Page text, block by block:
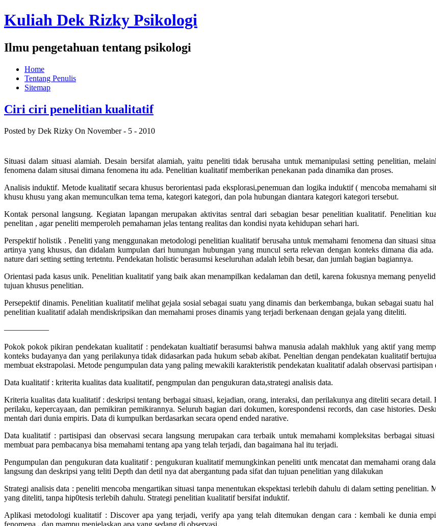
Kuliah Dek Rizky Psikologi
Ilmu pengetahuan tentang psikologi
Home
Tentang Penulis
Sitemap
Ciri ciri penelitian kualitatif
Posted by Dek Rizky On November - 5 - 2010
Situasi dalam situasi alamiah. Desain bersifat alamiah, yaitu peneliti tidak berusaha untuk memanipulasi setting penelitian,
fenomena dalam situsai dimana fenomena itu ada. Penelitian kualitatif memberikan penekanan pada dinamika dan proses.
Analisis induktif. Metode kualitatif secara khusus berorientasi pada eksplorasi,penemuan dan logika induktif ( mencoba memahami
khusu khusu yang akan memunculkan tema tema, kategori kategori, dan pola hubungan diantara kategori kategori tersebut.
Kontak personal langsung. Kegiatan lapangan merupakan aktivitas sentral dari sebagian besar penelitian kualitatif. Penelitian
penelitan , agar peneliti memperoleh pemahaman jelas tentang realitas dan kondisi nyata kehidupan sehari hari.
Perspektif holistik . Peneliti yang menggunakan metodologi penelitian kualitatif berusaha untuk memahami fenomena dan situasi
artinya yang khusus, dan didalam kumpulan dari hunungan hubungan yang muncul serta relevan dengan konteks dimana dia
nature dari setting setting tertetntu. Pendekatan holistic berasumsi keseluruhan adalah lebih besar, dan jumlah bagian bagiannya.
Orientasi pada kasus unik. Penelitian kualitatif yang baik akan menampilkan kedalaman dan detil, karena fokusnya memang
tujuan khusus penelitian.
Persepektif dinamis. Penelitian kualitatif melihat gejala sosial sebagai suatu yang dinamis dan berkembanga, bukan sebagai suatu
penelitian kualitatif adalah mendiskripsikan dan memahami proses dinamis yang terjadi berkenaan dengan gejala yang diteliti.
—————–
Pokok pokok pikiran pendekatan kualitatif : pendekatan kualtiatif berasumsi bahwa manusia adalah makhluk yang aktif yang
konteks budayanya dan yang perilakunya tidak didasarkan pada hukum sebab akibat. Peneltian dengan pendekatan kualitatif
membuat ekstrapolasi. Metode pengumpulan data yang paling mewakili karakteristik pendekatan kualitatif adalah observasi
Data kualitatif : kriterita kualitas data kualitatif, pengmpulan dan pengukuran data,strategi analisis data.
Kriteria kualitas data kualitatif : deskripsi tentang berbagai situasi, kejadian, orang, interaksi, dan perilakunya ang diteliti secara
perilaku, kepercayaan, dan pemikiran pemikirannya. Seluruh bagian dari dokumen, korespondensi records, dan case histories.
mentah dari dunia empiris. Data di kumpulkan berdasarkan secara opend ended narative.
Data kualitatif : partisipasi dan observasi secara langsung merupakan cara terbaik untuk memahami kompleksitas berbagai
membuat para pembacanya bisa memahami tentang apa yang telah terjadi, dan bagaimana hal itu terjadi.
Pengumpulan dan pengukuran data kualitatif : pengukuran kualitatif memungkinkan peneliti untk mencatat dan memahami orang
langsung dan deskripsi yang teliti Depth dan detil nya dat abergantung pada sifat dan tujuan penelitian yang dilakukan
Strategi analisis data : peneliti mencoba mengartikan situasi tanpa menentukan ekspektasi terlebih dahulu di dalam setting
yang diteliti, tanpa hip0tesis terlebih dahulu. Strategi penelitian kualitatif bersifat induktif.
Aplikasi metodologi kualitatif : Discover apa yang terjadi, verify apa yang telah ditemukan dengan cara : kembali ke dunia
fenomena , dan mampu menjelaskan apa yang sedang di observasi.